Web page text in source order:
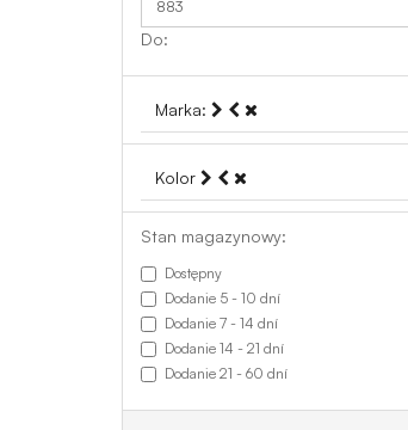
Marka:
Kolor
Stan magazynowy:
Dostępny
Dodanie 5 - 10 dní
Dodanie 7 - 14 dní
Dodanie 14 - 21 dní
Dodanie 21 - 60 dní